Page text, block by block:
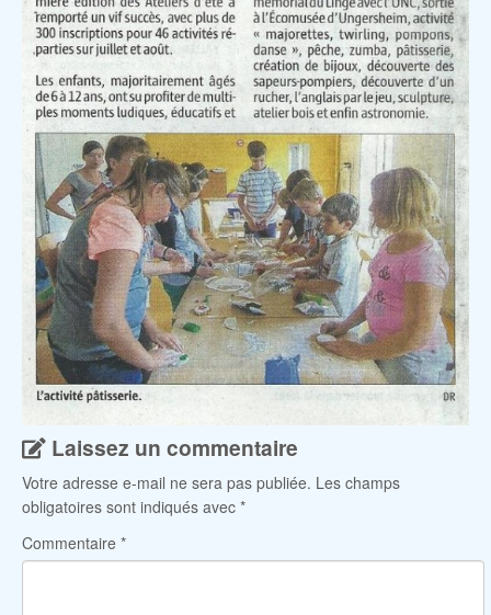
Laissez un commentaire
Votre adresse e-mail ne sera pas publiée. Les champs
obligatoires sont indiqués avec *
Commentaire *